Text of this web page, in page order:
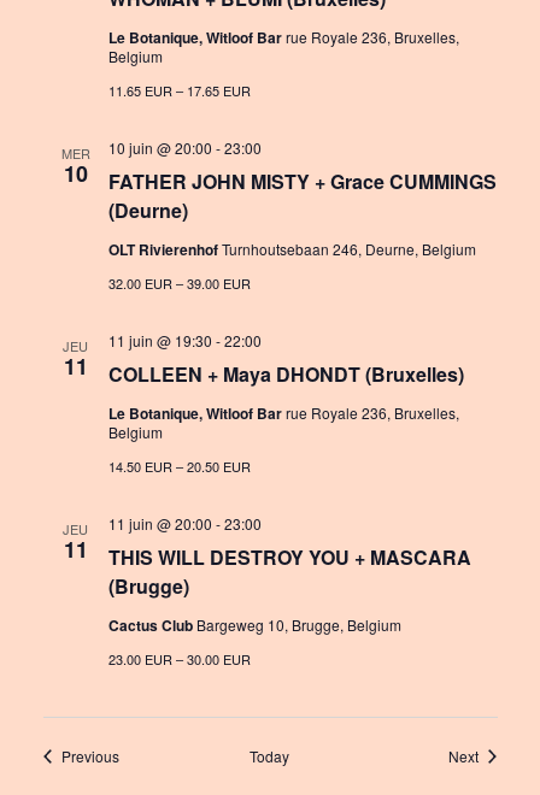
Le Botanique, Witloof Barrue Royale 236, Bruxelles,
Belgium
11.65 EUR – 17.65 EUR
MER
10
FATHER JOHN MISTY + Grace CUMMINGS
(Deurne)
10 juin @ 20:00 -23:00
OLT RivierenhofTurnhoutsebaan 246, Deurne, Belgium
32.00 EUR – 39.00 EUR
JEU
11 COLLEEN + Maya DHONDT (Bruxelles)
11 juin @ 19:30 -22:00
Le Botanique, Witloof Barrue Royale 236, Bruxelles,
Belgium
14.50 EUR – 20.50 EUR
JEU
11
THIS WILL DESTROY YOU + MASCARA
(Brugge)
11 juin @ 20:00 -23:00
Cactus Club Bargeweg 10, Brugge, Belgium
23.00 EUR – 30.00 EUR
PreviousEvents Today NextEvents